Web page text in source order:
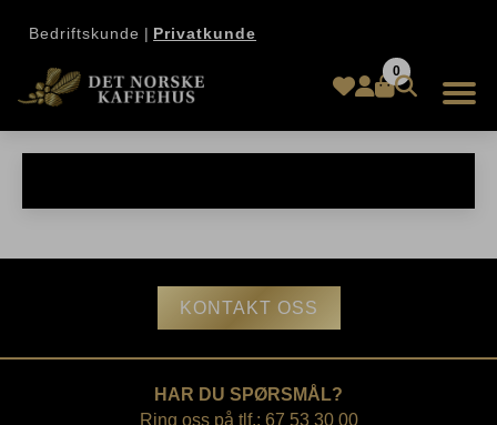
Bedriftskunde | Privatkunde
0
KONTAKT OSS
HAR DU SPØRSMÅL?
Ring oss på tlf.: 67 53 30 00